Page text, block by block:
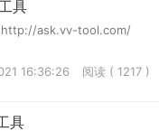
具
http://ask.vv-tool.com/
16:36:26 阅读 ( 1217 )
具